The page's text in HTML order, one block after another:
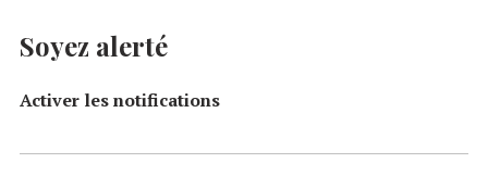
Soyez alerté
Activer les notifications